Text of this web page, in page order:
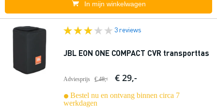
In mijn winkelwagen
3 reviews
JBL EON ONE COMPACT CVR transporttas
Adviesprijs € 48,- € 29,-
Bestel nu en ontvang binnen circa 7
werkdagen